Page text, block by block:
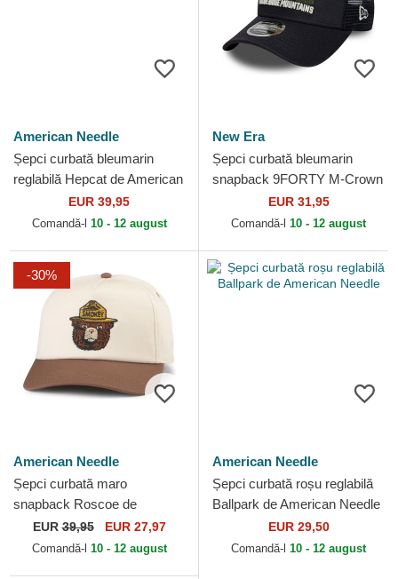
American Needle
Șepci curbată bleumarin
reglabilă Hepcat de American
EUR 39,95
Comandă-l 10 - 12 august
New Era
Șepci curbată bleumarin
snapback 9FORTY M-Crown
A Frame Graphic de Blue
Ridge Mountains de New Era
EUR 31,95
Comandă-l 10 - 12 august
-30%
American Needle
Șepci curbată maro
snapback Roscoe de
American Needle
EUR39,95 EUR 27,97
Comandă-l 10 - 12 august
American Needle
Șepci curbată roșu reglabilă
Ballpark de American Needle
EUR 29,50
Comandă-l 10 - 12 august